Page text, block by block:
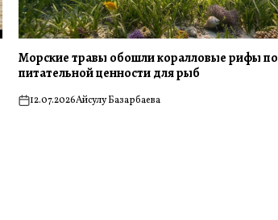
Морские травы обошли коралловые рифы по
питательной ценности для рыб
on12.07.2026Айсулу Базарбаева